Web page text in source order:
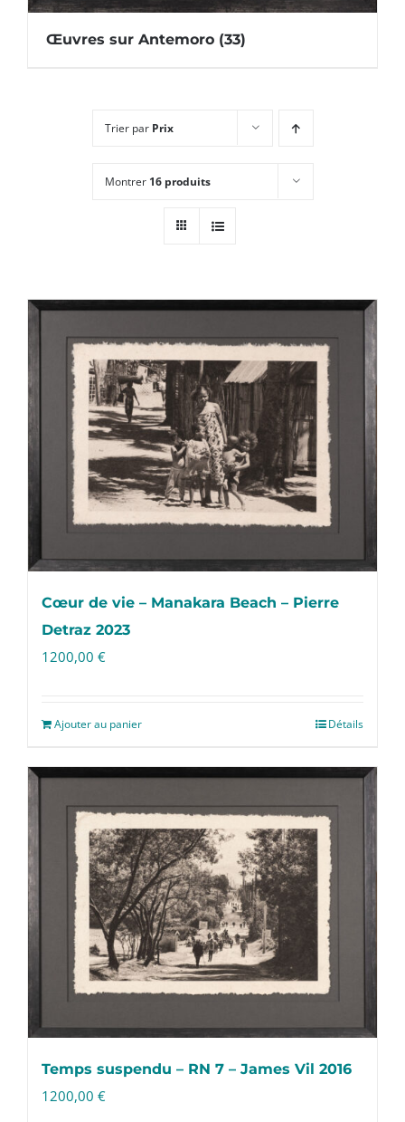
Œuvres sur Antemoro (33)
Trier par Prix
Montrer 16 produits
Cœur de vie – Manakara Beach – Pierre
Detraz 2023
1200,00 €
Ajouter au panier Détails
Temps suspendu – RN 7 – James Vil 2016
1200,00 €